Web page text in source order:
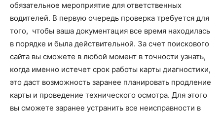
обязательное мероприятие для ответственных
водителей. В первую очередь проверка требуется для
того, чтобы ваша документация все время находилась
в порядке и была действительной. За счет поискового
сайта вы сможете в любой момент в точности узнать,
когда именно истечет срок работы карты диагностики,
это даст возможность заранее планировать продление
карты и проведение технического осмотра. Для этого
вы сможете заранее устранить все неисправности в